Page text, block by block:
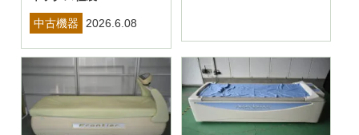
中古機器 2026.6.08